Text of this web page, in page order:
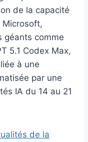
de la capacité
Microsoft,
géants comme
5.1 Codex Max,
à une
par une
IA du 14 au 21
de la